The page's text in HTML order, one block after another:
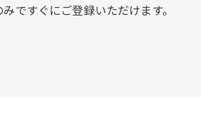
ですぐにご登録いただけます。